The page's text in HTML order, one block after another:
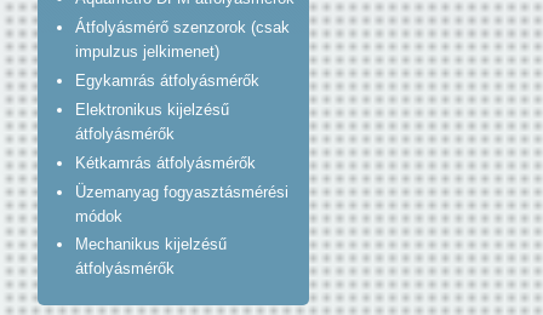
Átfolyásmérő szenzorok (csak
impulzus jelkimenet)
Egykamrás átfolyásmérők
Elektronikus kijelzésű
átfolyásmérők
Kétkamrás átfolyásmérők
Üzemanyag fogyasztásmérési
módok
Mechanikus kijelzésű
átfolyásmérők